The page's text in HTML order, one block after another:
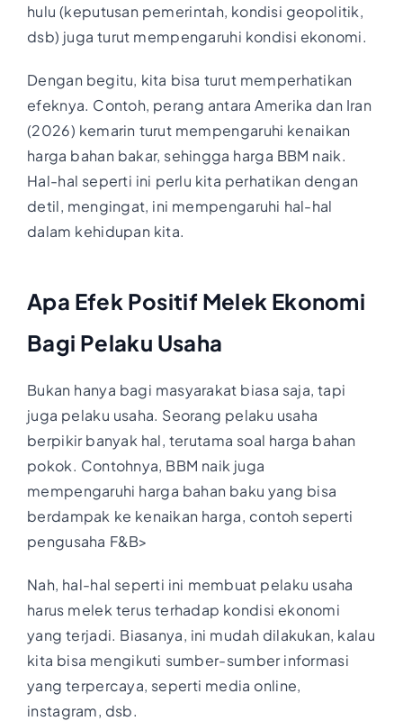
hulu (keputusan pemerintah, kondisi geopolitik,
dsb) juga turut mempengaruhi kondisi ekonomi.
Dengan begitu, kita bisa turut memperhatikan
efeknya. Contoh, perang antara Amerika dan Iran
(2026) kemarin turut mempengaruhi kenaikan
harga bahan bakar, sehingga harga BBM naik.
Hal-hal seperti ini perlu kita perhatikan dengan
detil, mengingat, ini mempengaruhi hal-hal
dalam kehidupan kita.
Apa Efek Positif Melek Ekonomi
Bagi Pelaku Usaha
Bukan hanya bagi masyarakat biasa saja, tapi
juga pelaku usaha. Seorang pelaku usaha
berpikir banyak hal, terutama soal harga bahan
pokok. Contohnya, BBM naik juga
mempengaruhi harga bahan baku yang bisa
berdampak ke kenaikan harga, contoh seperti
pengusaha F&B>
Nah, hal-hal seperti ini membuat pelaku usaha
harus melek terus terhadap kondisi ekonomi
yang terjadi. Biasanya, ini mudah dilakukan, kalau
kita bisa mengikuti sumber-sumber informasi
yang terpercaya, seperti media online,
instagram, dsb.